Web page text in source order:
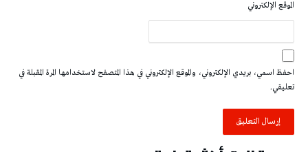
الموقع الإلكتروني
احفظ اسمي، بريدي الإلكتروني، والموقع الإلكتروني في هذا المتصفح لاستخدامها المرة المقبلة في
تعليقي.